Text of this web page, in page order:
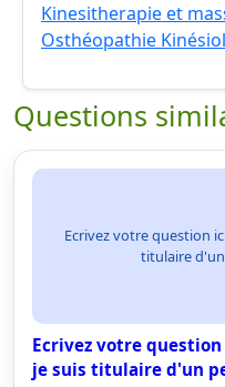
Kinesitherapie et
Osthéopathie
Questions
Ecrivez votre question
titulaire
Ecrivez votre question
je suis titulaire d'un